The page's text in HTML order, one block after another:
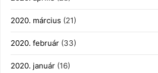
2020. március (21)
2020. február (33)
2020. január (16)